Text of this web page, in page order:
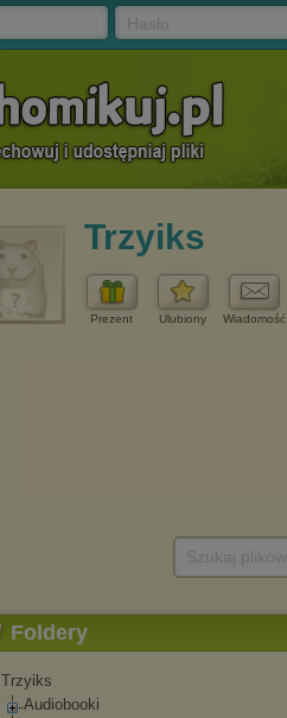
Trzyiks
Prezent Ulubiony Wiadomość
Foldery
Trzyiks
Audiobooki